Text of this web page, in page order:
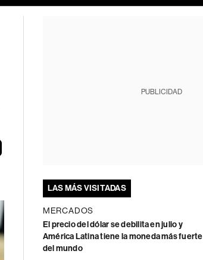
PUBLICIDAD
LAS MÁS VISITADAS
MERCADOS
El precio del dólar se debilita en julio y
América Latina tiene la moneda más fuerte
del mundo